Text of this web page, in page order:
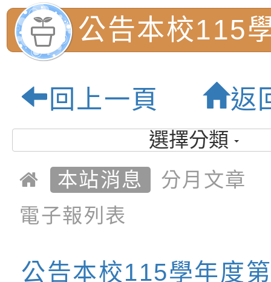
演練」
道安宣導影像素材
字稿及LCD託播影片
檢送行政院新聞傳播
月份公共服務政策溝
檢送本市馬祖新村眷
專注力研習營 「正
緒學習與生命教育(
梯次)」
檢送桃園市政府LED
字稿及LCD託播影片
函轉「2026台東博
海報電子檔及活動介
檢送桃園市政府家庭
「小桃家7月課程資
「HELLO新鮮人」
養練習題」、「青少
有關本局115年「暑
年─青春專案」LED
字稿
為配合政府政策宣導
者權益暨落實保護青
檢送桃園市政府LED
公告本校115
4次課後照顧
名單:桃園市
小學-優質教
回上一頁 返
選擇分類
本站消息
分月文章
電子報列表
公告本校115學年度